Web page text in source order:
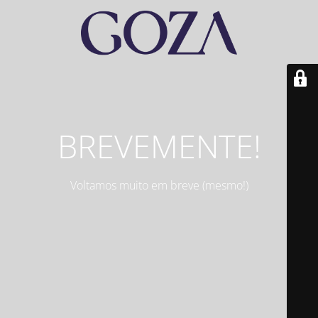
BREVEMENTE!
Voltamos muito em breve (mesmo!)